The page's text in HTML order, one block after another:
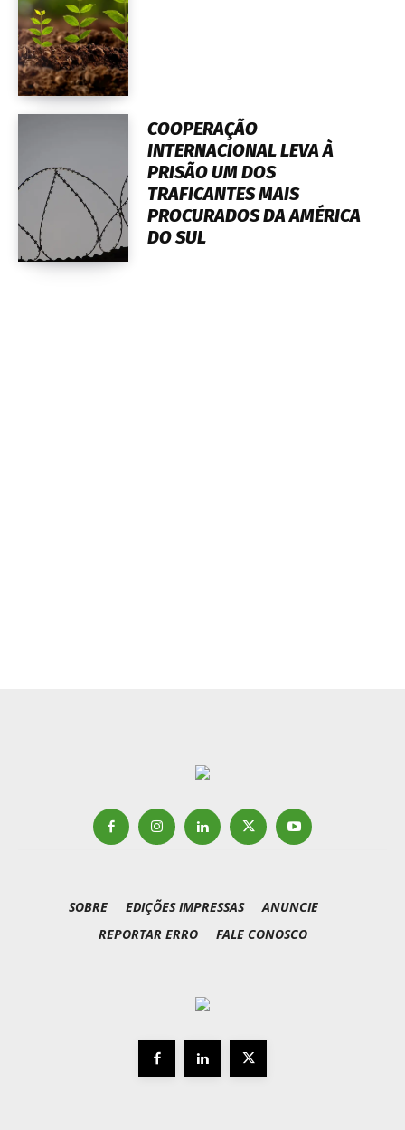
COOPERAÇÃO
INTERNACIONAL LEVA À
PRISÃO UM DOS
TRAFICANTES MAIS
PROCURADOS DA AMÉRICA
DO SUL
SOBRE EDIÇÕES IMPRESSAS
ANUNCIE
REPORTAR ERRO
FALE CONOSCO